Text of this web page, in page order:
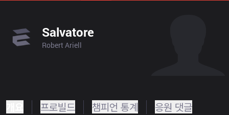
Salvatore
Robert Ariell
프로빌드 챔피언 통계 응원 댓글